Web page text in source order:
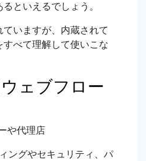
といえるでしょう。
いますが、内蔵されて
べて理解して使いこな
ェブフロー
や代理店
ングやセキュリティ、パ